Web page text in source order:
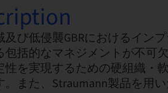
及び低侵襲GBRにおけるイン
包括的なマネジメントが不可
性を実現するための硬組織・
。また、Straumann製品を用